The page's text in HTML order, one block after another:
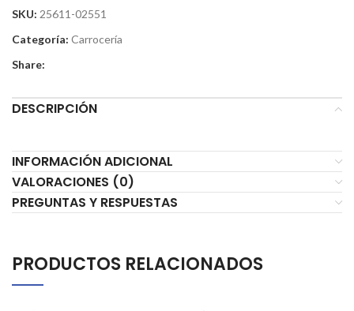
SKU: 25611-02551
Categoría: Carrocería
Share:
DESCRIPCIÓN
INFORMACIÓN ADICIONAL
VALORACIONES (0)
PREGUNTAS Y RESPUESTAS
PRODUCTOS RELACIONADOS